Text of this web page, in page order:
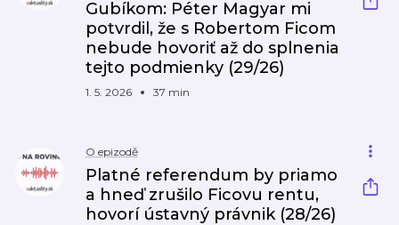
Gubíkom: Péter Magyar mi
potvrdil, že s Robertom Ficom
nebude hovoriť až do splnenia
tejto podmienky (29/26)
1. 5. 2026 37 min
O epizodě
Platné referendum by priamo
a hneď zrušilo Ficovu rentu,
hovorí ústavný právnik (28/26)